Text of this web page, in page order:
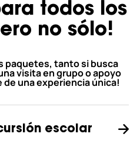
todos los
no sólo!
paquetes, tanto si busca
visita en grupo o apoyo
de una experiencia única!
escolar